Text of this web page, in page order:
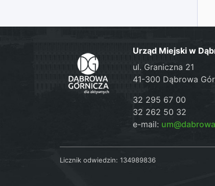
Urząd Miejski w
ul. Graniczna 21
41-300 Dąbrowa
32 295 67 00
32 262 50 32
e-mail:
Licznik odwiedzin: 134989836